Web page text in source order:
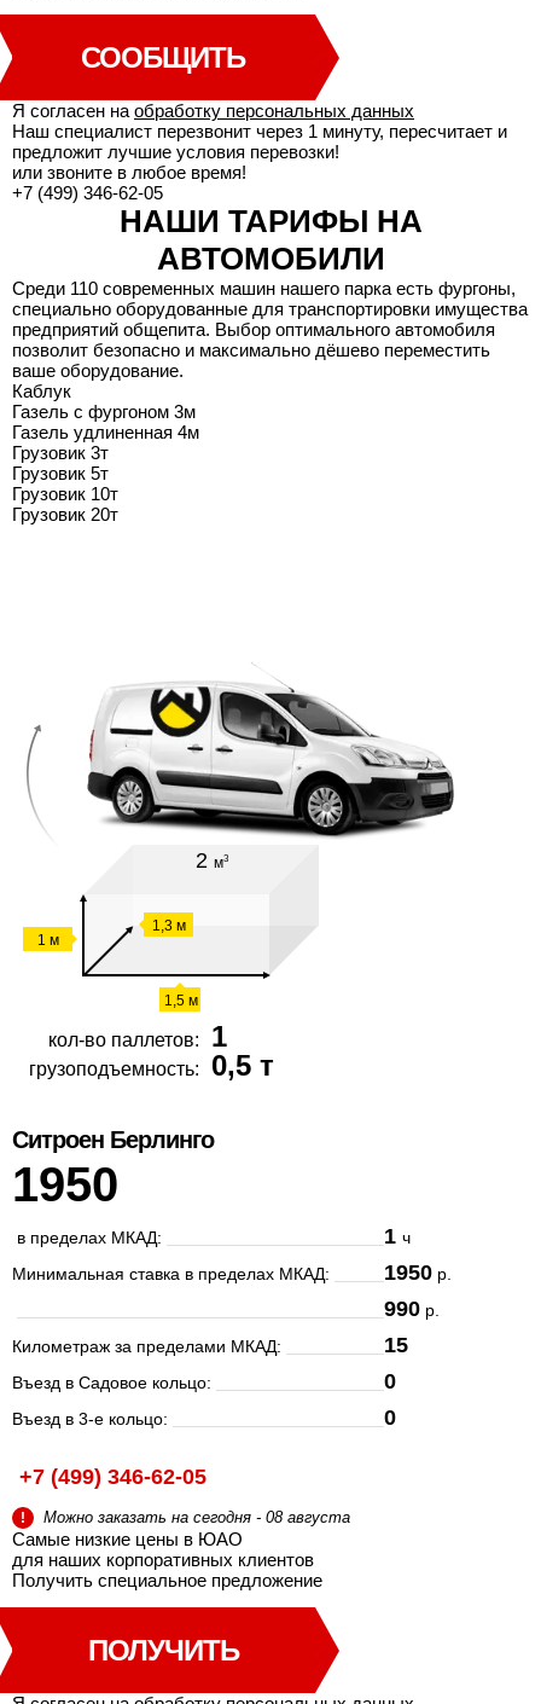
СООБЩИТЬ
Я согласен на обработку персональных данных
Наш специалист перезвонит через 1 минуту, пересчитает и
предложит лучшие условия перевозки!
или звоните в любое время!
+7 (499) 346-62-05
НАШИ ТАРИФЫ НА
АВТОМОБИЛИ
Среди 110 современных машин нашего парка есть фургоны,
специально оборудованные для транспортировки имущества
предприятий общепита. Выбор оптимального автомобиля
позволит безопасно и максимально дёшево переместить
ваше оборудование.
Каблук
Газель с фургоном 3м
Газель удлиненная 4м
Грузовик 3т
Грузовик 5т
Грузовик 10т
Грузовик 20т
2 м3
1 м
1,3 м
1,5 м
кол-во паллетов: 1
грузоподъемность: 0,5 т
Ситроен Берлинго
1950
в пределах МКАД: 1ч
Минимальная ставка в пределах МКАД:
1950 р.
990 р.
Километраж за пределами МКАД:
15
Въезд в Садовое кольцо: 0
Въезд в 3-е кольцо: 0
+7 (499) 346-62-05
! Можно заказать на сегодня - 08 августа
Самые низкие цены в ЮАО
для наших корпоративных клиентов
Получить специальное предложение
ПОЛУЧИТЬ